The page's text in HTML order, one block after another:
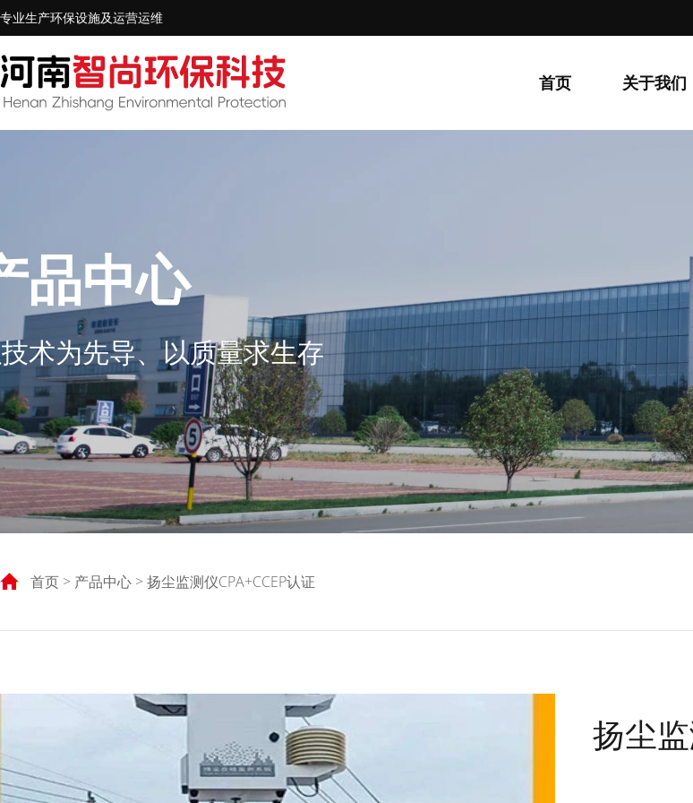
专业生产环保设施及运营运维
首页 关于我们
品中心
术为先导、以质量求生存
首页 > 产品中心 > 扬尘监测仪CPA+CCEP认证
扬尘